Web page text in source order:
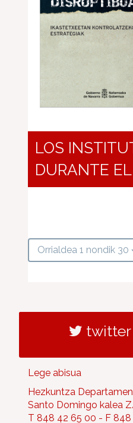
LOS
DURANTE
Orrialdea 1 nondik 30
twitter
Lege abisua
Hezkuntza
Santo Domingo kalea
T 848 42 65 00 - F 848